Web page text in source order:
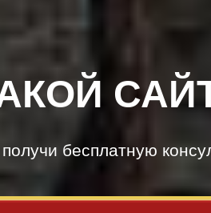
бесплатную